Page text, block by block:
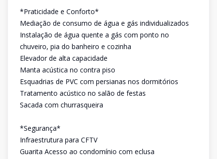
*Praticidade e Conforto*
Mediação de consumo de água e gás individualizados
Instalação de água quente a gás com ponto no
chuveiro, pia do banheiro e cozinha
Elevador de alta capacidade
Manta acústica no contra piso
Esquadrias de PVC com persianas nos dormitórios
Tratamento acústico no salão de festas
Sacada com churrasqueira
*Segurança*
Infraestrutura para CFTV
Guarita Acesso ao condomínio com eclusa